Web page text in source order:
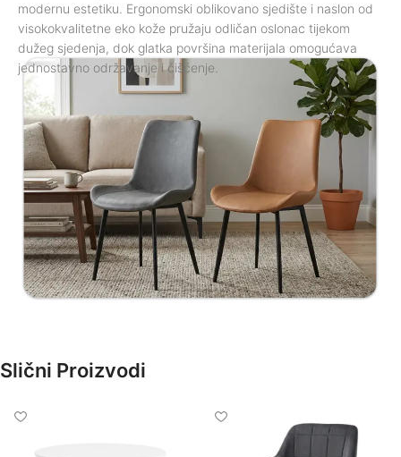
modernu estetiku. Ergonomski oblikovano sjedište i naslon od
visokokvalitetne eko kože pružaju odličan oslonac tijekom
dužeg sjedenja, dok glatka površina materijala omogućava
jednostavno održavanje i čišćenje.
Slični Proizvodi